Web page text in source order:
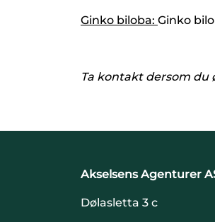
Ginko biloba: Ginko
Ta kontakt dersom du
Akselsens Agenturer
Dølasletta 3 c